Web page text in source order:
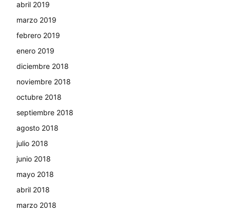
abril 2019
marzo 2019
febrero 2019
enero 2019
diciembre 2018
noviembre 2018
octubre 2018
septiembre 2018
agosto 2018
julio 2018
junio 2018
mayo 2018
abril 2018
marzo 2018